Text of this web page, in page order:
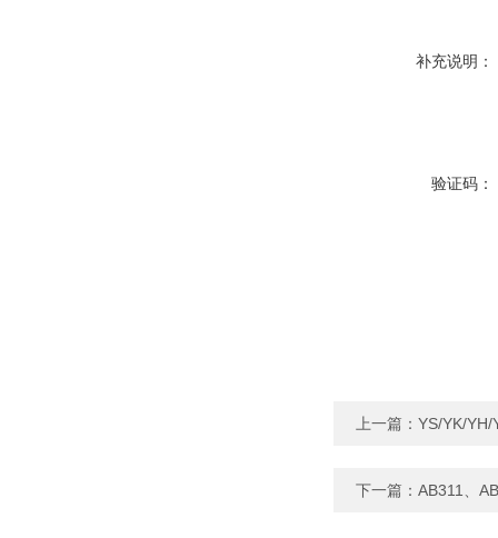
补充说明：
验证码：
上一篇： YS/YK/
下一篇： AB311、